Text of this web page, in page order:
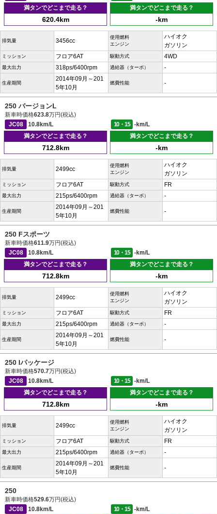
満タンでどこまで走る？
620.4km
満タンでどこまで走る？
-km
排気量 3456cc
使用燃料
エンジン
ハイオク
ガソリン
ミッション フロア6AT 駆動方式 4WD
最大出力 318ps/6400rpm 過給器（ターボ） -
生産期間
2014年09月～201
5年10月
燃費性能 -
250 バージョンL
新車時価格623.8万円(税込)
JC08
10.8km/L 10・15
-km/L
満タンでどこまで走る？
712.8km
満タンでどこまで走る？
-km
排気量 2499cc
使用燃料
エンジン
ハイオク
ガソリン
ミッション フロア6AT 駆動方式 FR
最大出力 215ps/6400rpm 過給器（ターボ） -
生産期間
2014年09月～201
5年10月
燃費性能 -
250 Fスポーツ
新車時価格611.9万円(税込)
JC08
10.8km/L 10・15
-km/L
満タンでどこまで走る？
712.8km
満タンでどこまで走る？
-km
排気量 2499cc
使用燃料
エンジン
ハイオク
ガソリン
ミッション フロア6AT 駆動方式 FR
最大出力 215ps/6400rpm 過給器（ターボ） -
生産期間
2014年09月～201
5年10月
燃費性能 -
250 Iパッケージ
新車時価格570.7万円(税込)
JC08
10.8km/L 10・15
-km/L
満タンでどこまで走る？
712.8km
満タンでどこまで走る？
-km
排気量 2499cc
使用燃料
エンジン
ハイオク
ガソリン
ミッション フロア6AT 駆動方式 FR
最大出力 215ps/6400rpm 過給器（ターボ） -
生産期間
2014年09月～201
5年10月
燃費性能 -
250
新車時価格529.6万円(税込)
JC08
10.8km/L 10・15
-km/L